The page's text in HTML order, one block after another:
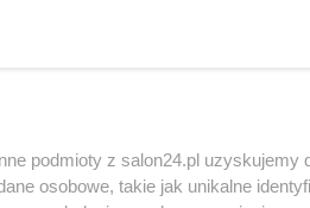
które nie są zgłaszane do
Typowe są tu usługi
rachunki. Firma skądinąd
podmioty z salon24.pl uzyskujemy
osobowe, takie jak unikalne